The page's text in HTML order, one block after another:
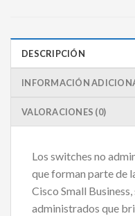
DESCRIPCIÓN
INFORMACIÓN
VALORACIONES (0)
Los switches no
que forman parte de
Cisco Small
administrados que